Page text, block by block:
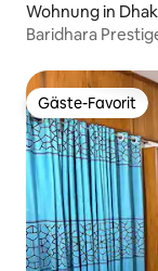
Wohnung in
Baridhara
Gäste-Favorit
Gäste-Favorit